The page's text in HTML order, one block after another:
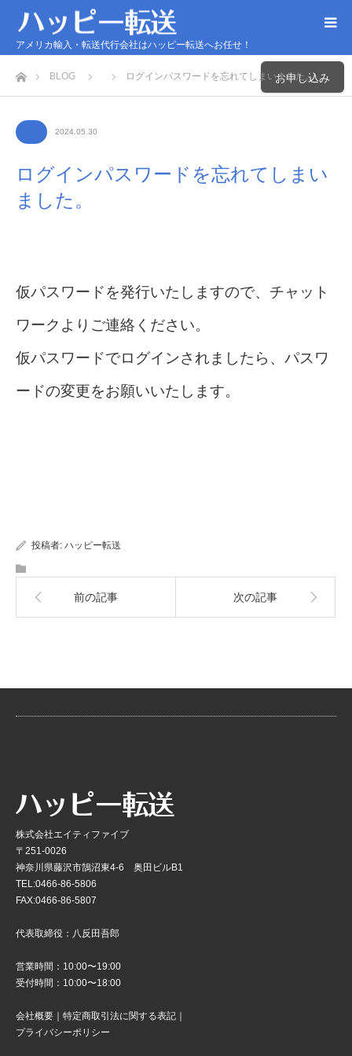
アメリカ輸入・転送代行会社はハッピー転送へお任せ！
お申し込み
ホームBLOG ログインパスワードを忘れてしまいました。
2024.05.30
ログインパスワードを忘れてしまい
ました。
仮パスワードを発行いたしますので、チャット
ワークよりご連絡ください。
仮パスワードでログインされましたら、パスワ
ードの変更をお願いいたします。
投稿者: ハッピー転送
前の記事 次の記事
株式会社エイティファイブ
〒251-0026
神奈川県藤沢市鵠沼東4-6 奥田ビルB1
TEL:0466-86-5806
FAX:0466-86-5807
代表取締役：八反田吾郎
営業時間：10:00〜19:00
受付時間：10:00〜18:00
会社概要 特定商取引法に関する表記
プライバシーポリシー